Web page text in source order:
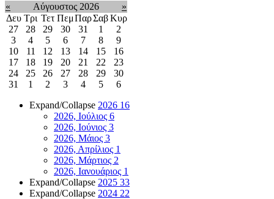
« Αύγουστος 2026
»
Δευ Τρι Τετ ΠεμΠαρΣαβΚυρ
27
28 29 30 31 1
2
3
4 5 6 7 8
9
10
11 12 13 14 15
16
17
18 19 20 21 22
23
24
25 26 27 28 29
30
31
1 2 3 4 5
6
Expand/Collapse 2026 16
2026, Ιούλιος 6
2026, Ιούνιος 3
2026, Μάιος 3
2026, Απρίλιος 1
2026, Μάρτιος 2
2026, Ιανουάριος 1
Expand/Collapse 2025 33
Expand/Collapse 2024 22